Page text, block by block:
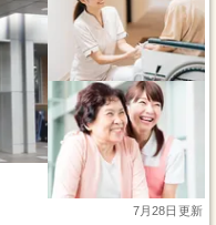
7月28日更新